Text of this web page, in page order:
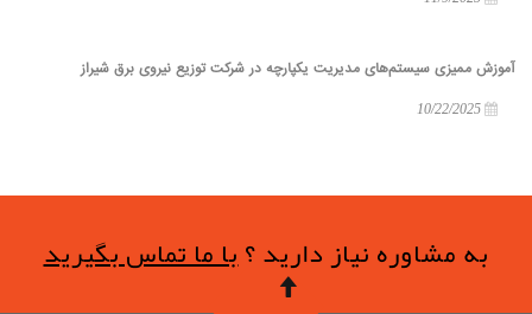
آموزش ممیزی سیستم‌های مدیریت یکپارچه در شرکت توزیع نیروی برق شیراز
به مشاوره نیاز دارید ؟با ما تماس بگیرید